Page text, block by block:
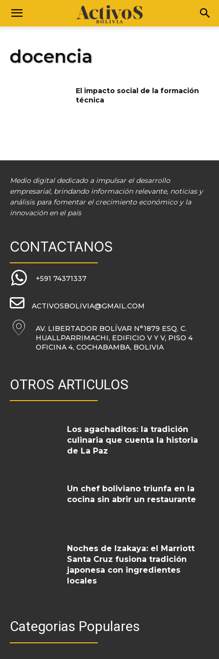
docencia
El impacto social de la formación
técnica
Medio digital dedicado a impulsar el desarrollo
empresarial, brindando información relevante, noticias y
análisis para fomentar el crecimiento económico y la
innovación en el país
CONTACTANOS
+591 74371337
ACTIVOSBOLIVIA@GMAIL.COM
AV. LIBERTADOR BOLÍVAR N°1879 ESQ. C.
HUALLPARRIMACHI, EDIFICIO V Y V, PISO 4
OFICINA 4, COCHABAMBA, BOLIVIA
OTROS ARTICULOS
Los agachaditos: la tradición
culinaria que cuenta la historia
de La Paz
Un chef boliviano triunfa en la
cocina sin abrir un restaurante
Noches de Izakaya: el Marriott
Santa Cruz fusiona tradición
japonesa con ingredientes
locales
Categorias Populares